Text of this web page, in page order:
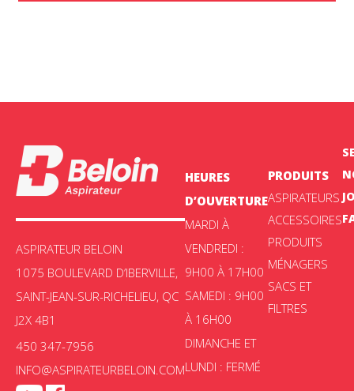
ASPIRATEUR BELOIN
1075 BOULEVARD D’IBERVILLE,
SAINT-JEAN-SUR-RICHELIEU, QC
J2X 4B1
450 347-7956
INFO@ASPIRATEURBELOIN.COM
HEURES
D’OUVERTURE
MARDI À
VENDREDI :
9H00 À 17H00
SAMEDI : 9H00
À 16H00
DIMANCHE ET
LUNDI : FERMÉ
PRODUITS
ASPIRATEURS
ACCESSOIRES
PRODUITS
MÉNAGERS
SACS ET
FILTRES